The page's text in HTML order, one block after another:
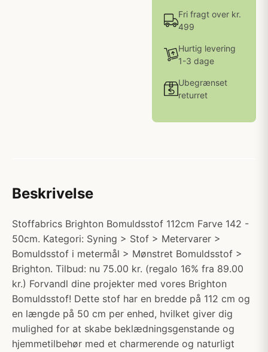
Fri fragt over kr.
499
Hurtig levering
1-3 dage
Ubegrænset
returret
Beskrivelse
Stoffabrics Brighton Bomuldsstof 112cm Farve 142 -
50cm. Kategori: Syning > Stof > Metervarer >
Bomuldsstof i metermål > Mønstret Bomuldsstof >
Brighton. Tilbud: nu 75.00 kr. (regalo 16% fra 89.00
kr.) Forvandl dine projekter med vores Brighton
Bomuldsstof! Dette stof har en bredde på 112 cm og
en længde på 50 cm per enhed, hvilket giver dig
mulighed for at skabe beklædningsgenstande og
hjemmetilbehør med et charmerende og naturligt